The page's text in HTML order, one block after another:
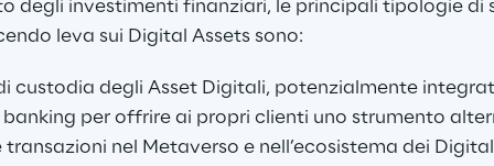
degli investimenti finanziari, le principali tipologie di
leva sui Digital Assets sono:
custodia degli Asset Digitali, potenzialmente
banking per offrire ai propri clienti uno strumento
nel Metaverso e nell’ecosistema dei